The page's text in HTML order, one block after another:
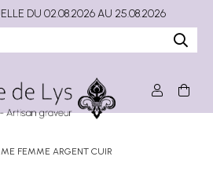
FEMME ARGENT CUIR
DU 02.08.2026 AU 25.08.2026